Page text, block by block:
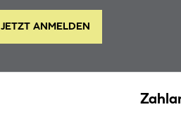
JETZT ANMELDEN